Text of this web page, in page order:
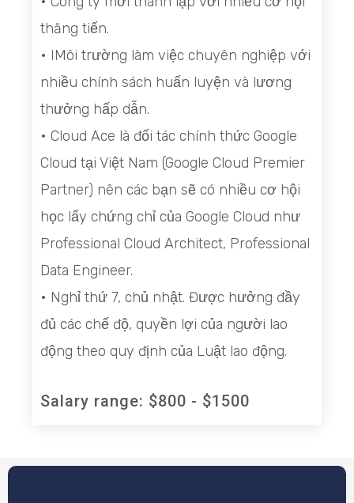
thăng tiến.
• IMôi trường làm việc chuyên nghiệp với
nhiều chính sách huấn luyện và lương
thưởng hấp dẫn.
• Cloud Ace là đối tác chính thức Google
Cloud tại Việt Nam (Google Cloud Premier
Partner) nên các bạn sẽ có nhiều cơ hội
học lấy chứng chỉ của Google Cloud như
Professional Cloud Architect, Professional
Data Engineer.
• Nghỉ thứ 7, chủ nhật. Được hưởng đầy
đủ các chế độ, quyền lợi của người lao
động theo quy định của Luật lao động.
Salary range: $800 - $1500